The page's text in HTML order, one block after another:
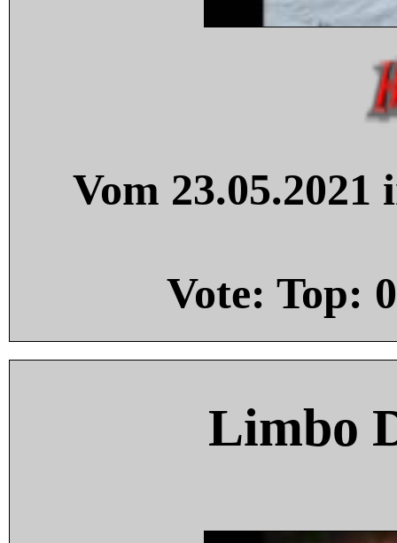
Vom
Vote: Top: 0
Limbo